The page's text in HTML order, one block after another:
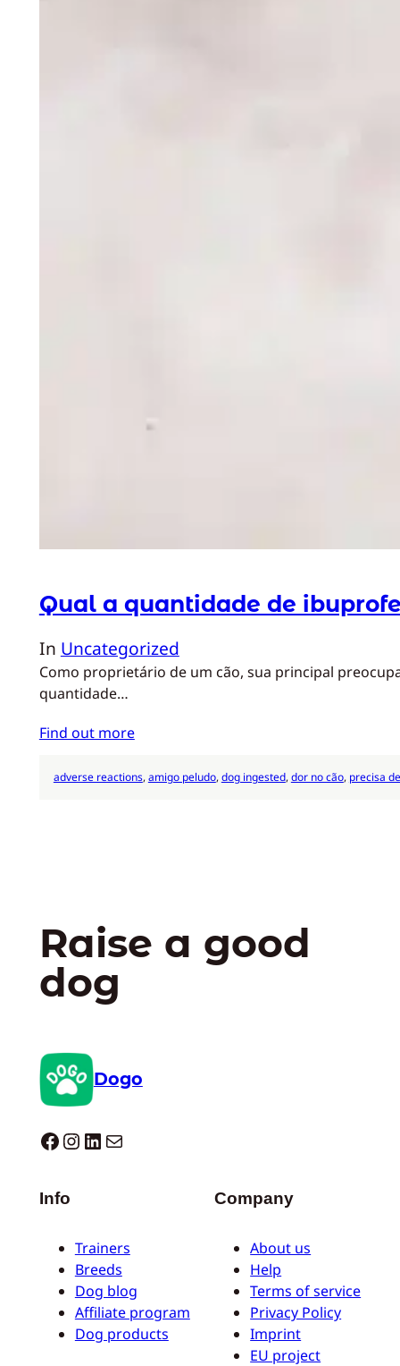
Qual a quantidade de
In Uncategorized
Como proprietário de um cão, sua principal
quantidade…
Find out more
adverse reactions, amigo peludo, dog ingested, dor no cão, precisa
Raise a good
dog
Dogo
Dogo facebook InstagramLinkedIn E-mail
Info
Trainers
Breeds
Dog blog
Affiliate program
Dog products
Company
About us
Help
Terms of service
Privacy Policy
Imprint
EU project